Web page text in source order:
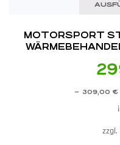
MOTORSPORT
– 309,00 €
zzgl.